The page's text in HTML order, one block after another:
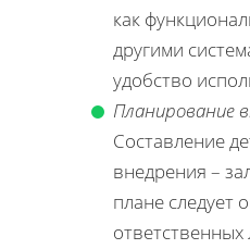
как
другими
удобство
Планирование
Составление
внедрения –
плане следует